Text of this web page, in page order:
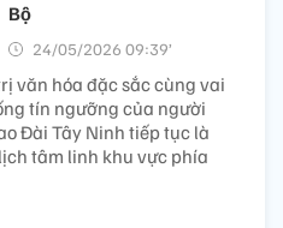
Bộ
24/05/2026 09:39’
văn hóa đặc sắc cùng vai
tín ngưỡng của người
Đài Tây Ninh tiếp tục là
tâm linh khu vực phía